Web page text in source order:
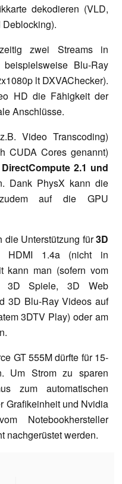
dekodieren (VLD,
Deblocking).
zwei Streams in
Blu-Ray
lt DXVAChecker).
HD die Fähigkeit der
Anschlüsse.
Video Transcoding)
CUDA Cores genannt)
2.1 und
Dank PhysX kann die
zudem auf die GPU
die Unterstützung für3D
HDMI 1.4a (nicht in
kann man (sofern vom
3D Spiele, 3D Web
3D Blu-Ray Videos auf
3DTV Play) oder am
GT 555M dürfte für 15-
Um Strom zu sparen
zum automatischen
Grafikeinheit und Nvidia
Notebookhersteller
nachgerüstet werden.